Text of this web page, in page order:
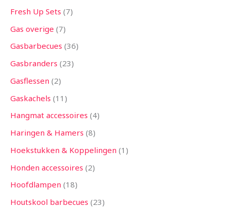
Fresh Up Sets 7
Gas overige 7
Gasbarbecues 36
Gasbranders 23
Gasflessen 2
Gaskachels 11
Hangmat accessoires 4
Haringen & Hamers 8
Hoekstukken & Koppelingen 1
Honden accessoires 2
Hoofdlampen 18
Houtskool barbecues 23